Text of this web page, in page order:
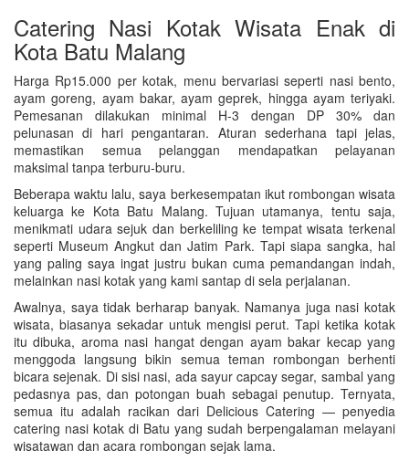
Catering Nasi Kotak Wisata Enak di
Kota Batu Malang
Harga Rp15.000 per kotak, menu bervariasi seperti nasi bento,
ayam goreng, ayam bakar, ayam geprek, hingga ayam teriyaki.
Pemesanan dilakukan minimal H-3 dengan DP 30% dan
pelunasan di hari pengantaran. Aturan sederhana tapi jelas,
memastikan semua pelanggan mendapatkan pelayanan
maksimal tanpa terburu-buru.
Beberapa waktu lalu, saya berkesempatan ikut rombongan wisata
keluarga ke Kota Batu Malang. Tujuan utamanya, tentu saja,
menikmati udara sejuk dan berkeliling ke tempat wisata terkenal
seperti Museum Angkut dan Jatim Park. Tapi siapa sangka, hal
yang paling saya ingat justru bukan cuma pemandangan indah,
melainkan nasi kotak yang kami santap di sela perjalanan.
Awalnya, saya tidak berharap banyak. Namanya juga nasi kotak
wisata, biasanya sekadar untuk mengisi perut. Tapi ketika kotak
itu dibuka, aroma nasi hangat dengan ayam bakar kecap yang
menggoda langsung bikin semua teman rombongan berhenti
bicara sejenak. Di sisi nasi, ada sayur capcay segar, sambal yang
pedasnya pas, dan potongan buah sebagai penutup. Ternyata,
semua itu adalah racikan dari Delicious Catering — penyedia
catering nasi kotak di Batu yang sudah berpengalaman melayani
wisatawan dan acara rombongan sejak lama.